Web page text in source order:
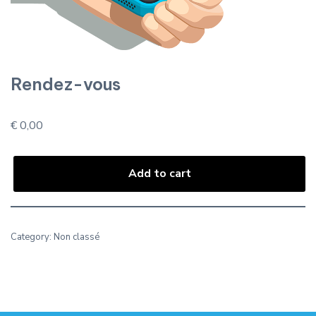
Rendez-vous
€0,00
Add to cart
Category: Non classé